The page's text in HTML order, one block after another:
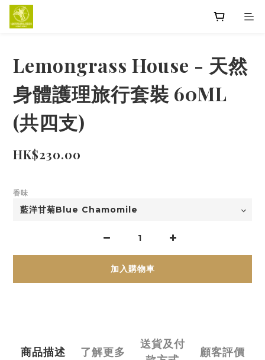
Lemongrass House - 天然
身體護理旅行套裝 60ML
(共四支)
HK$230.00
香味
加入購物車
商品描述 了解更多
送貨及付
顧客評價